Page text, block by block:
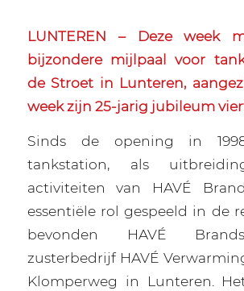
LUNTEREN – Deze week
bijzondere mijlpaal voor
de Stroet in Lunteren,
week zijn 25-jarig jubileum
Sinds de opening in
tankstation, als
activiteiten van HAVÉ
essentiële rol gespeeld in de
bevonden HAVÉ
zusterbedrijf HAVÉ
Klomperweg in Lunteren.